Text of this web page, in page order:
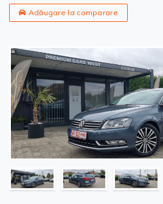
Adăugare la comparare